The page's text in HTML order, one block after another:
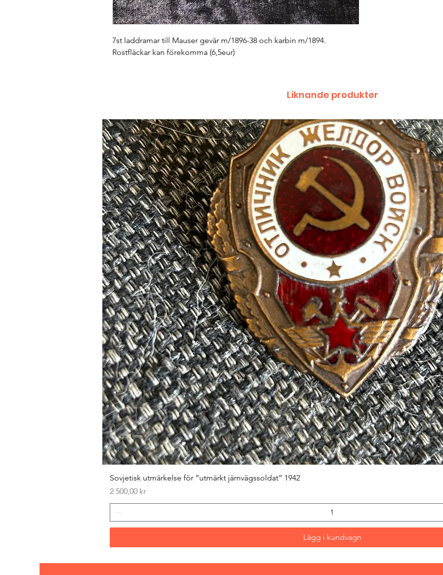
7st laddramar till Mauser gevär m/1896-38 och karbin m/1894.
Rostfläckar kan förekomma (6,5eur)
Liknande produkter
Sovjetisk utmärkelse för ”utmärkt järnvägssoldat” 1942
Pris
2 500,00 kr
Lägg i kundvagn